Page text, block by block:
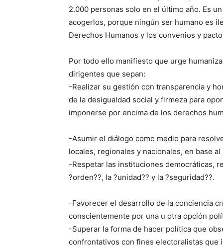
2.000 personas solo en el último año. Es
acogerlos, porque ningún ser humano es
Derechos Humanos y los convenios y
Por todo ello manifiesto que urge
dirigentes que sepan:
-Realizar su gestión con transparencia y
de la desigualdad social y firmeza para
imponerse por encima de los derechos
-Asumir el diálogo como medio para
locales, regionales y nacionales, en base
-Respetar las instituciones democráticas,
?orden??, la ?unidad?? y la ?seguridad??.
-Favorecer el desarrollo de la conciencia
conscientemente por una u otra opción
-Superar la forma de hacer política que
confrontativos con fines electoralistas que